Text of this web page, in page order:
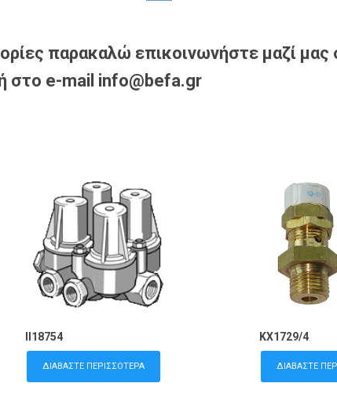
παρακαλώ επικοινωνήστε μαζί μας
στο e-mail info@befa.gr
II18754
ΔΙΑΒΆΣΤΕ ΠΕΡΙΣΣΌΤΕΡΑ
KX1729/4
ΔΙΑΒΆΣΤΕ